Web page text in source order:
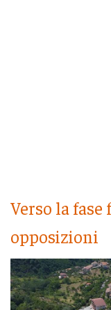
Verso la fase
opposizioni